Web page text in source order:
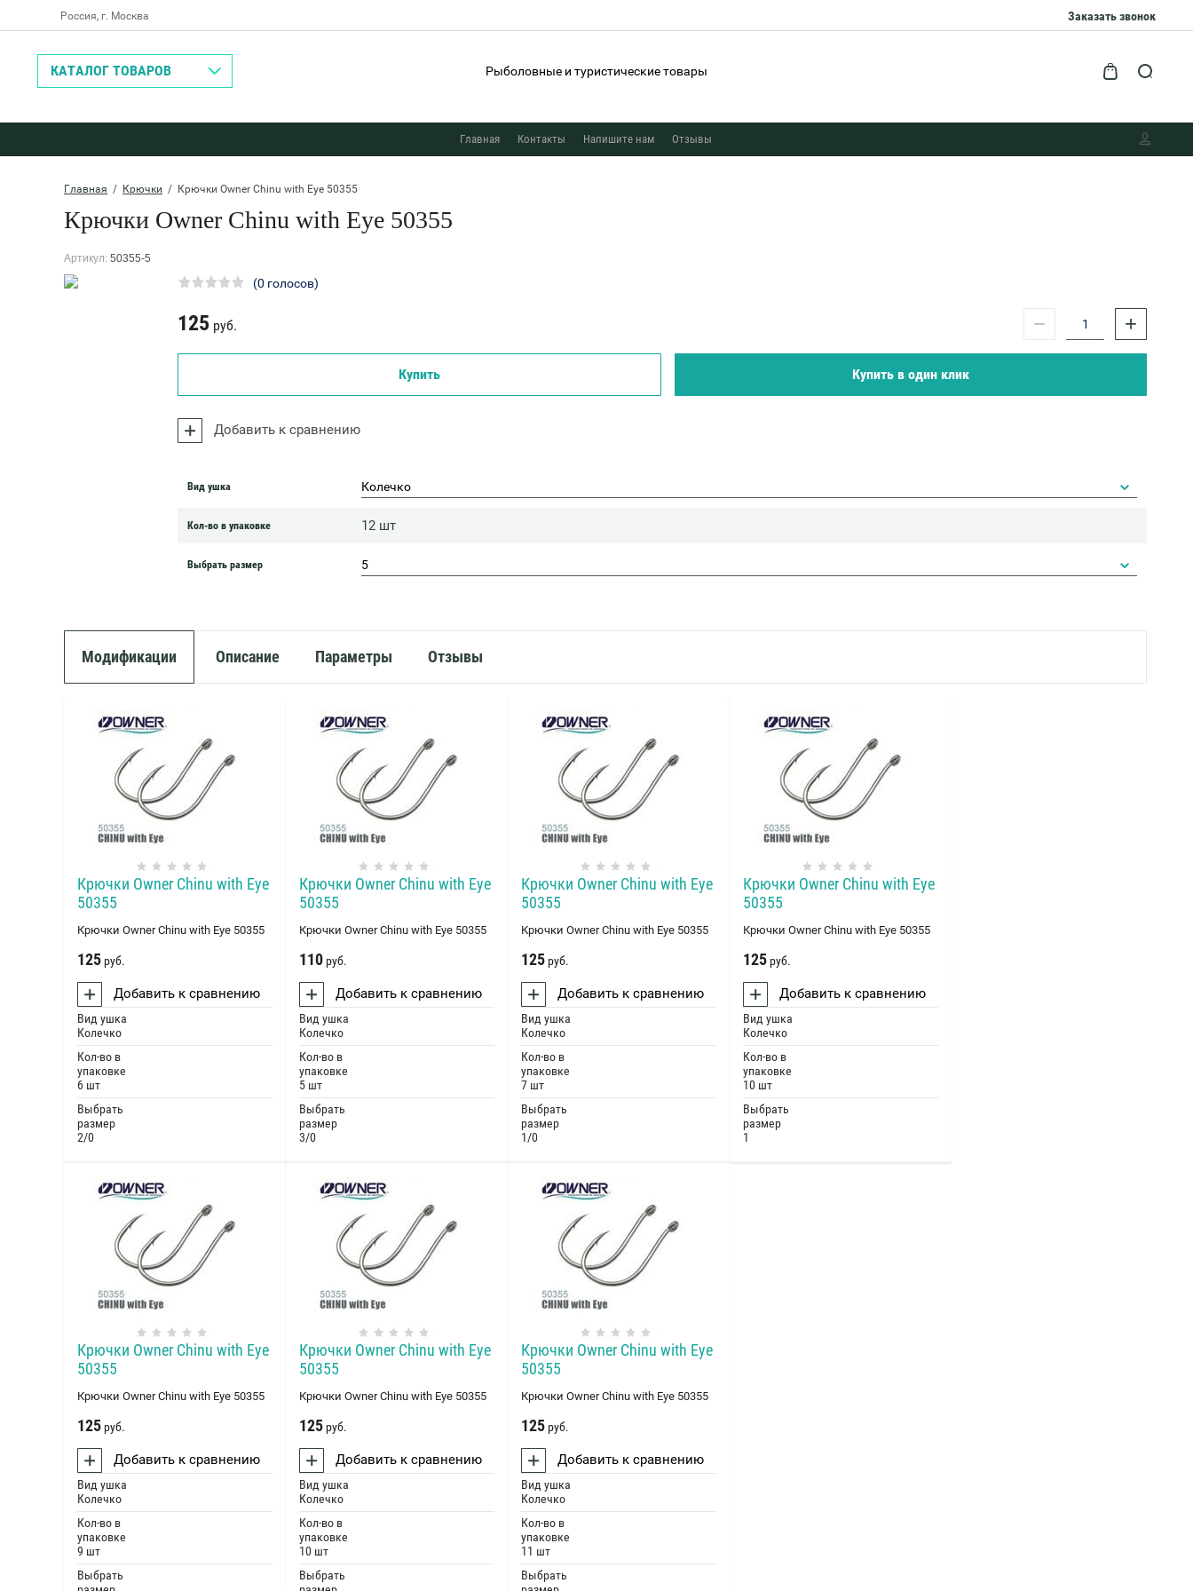
Назад
Россия, г. Москва Заказать звонок
КАТАЛОГ ТОВАРОВ Рыболовные и туристические товары
Главная Контакты Напишите нам Отзывы
Главная
  /
Крючки
  /  Крючки Оwner Chinu with Eye 50355
Крючки Оwner Chinu with Eye 50355
Артикул: 50355-5
(0 голосов)
125 руб. − +
Купить Купить в один клик
Добавить к сравнению
Вид ушка Колечко
Кол-во в упаковке 12 шт
Выбрать размер 5
Модификации Описание Параметры Отзывы
Крючки Оwner Chinu with Eye
50355
Крючки Оwner Chinu with Eye 50355
125 руб.
Добавить к сравнению
Вид ушка
Колечко
Кол-во в
упаковке
6 шт
Выбрать
размер
2/0
Крючки Оwner Chinu with Eye
50355
Крючки Оwner Chinu with Eye 50355
110 руб.
Добавить к сравнению
Вид ушка
Колечко
Кол-во в
упаковке
5 шт
Выбрать
размер
3/0
Крючки Оwner Chinu with Eye
50355
Крючки Оwner Chinu with Eye 50355
125 руб.
Добавить к сравнению
Вид ушка
Колечко
Кол-во в
упаковке
7 шт
Выбрать
размер
1/0
Крючки Оwner Chinu with Eye
50355
Крючки Оwner Chinu with Eye 50355
125 руб.
Добавить к сравнению
Вид ушка
Колечко
Кол-во в
упаковке
10 шт
Выбрать
размер
1
Крючки Оwner Chinu with Eye
50355
Крючки Оwner Chinu with Eye 50355
125 руб.
Добавить к сравнению
Вид ушка
Колечко
Кол-во в
упаковке
9 шт
Выбрать
Крючки Оwner Chinu with Eye
50355
Крючки Оwner Chinu with Eye 50355
125 руб.
Добавить к сравнению
Вид ушка
Колечко
Кол-во в
упаковке
10 шт
Выбрать
Крючки Оwner Chinu with Eye
50355
Крючки Оwner Chinu with Eye 50355
125 руб.
Добавить к сравнению
Вид ушка
Колечко
Кол-во в
упаковке
11 шт
Выбрать